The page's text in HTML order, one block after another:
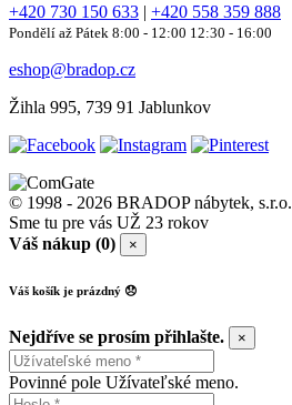
+420 730 150 633 | +420 558 359 888
Pondělí až Pátek 8:00 - 12:00 12:30 - 16:00
eshop@bradop.cz
Žihla 995, 739 91 Jablunkov
© 1998 - 2026 BRADOP nábytek, s.r.o.
Sme tu pre vás UŽ 23 rokov
Váš nákup (0)
×
Váš košík je prázdný 😞
Nejdříve se prosím přihlašte. ×
Povinné pole Užívateľské meno.